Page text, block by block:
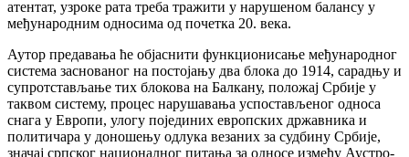
атентат, узроке рата треба тражити у нарушеном балансу у
међународним односима од почетка 20. века.
Аутор предавања ће објаснити функционисање међународног
система заснованог на постојању два блока до 1914, сарадњу и
супротстављање тих блокова на Балкану, положај Србије у
таквом систему, процес нарушавања успостављеног односа
снага у Европи, улогу појединих европских државника и
политичара у доношењу одлука везаних за судбину Србије,
значај српског националног питања за односе између Аустро-